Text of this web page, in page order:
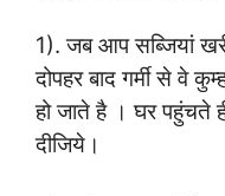
1). जब आप सब्जियां
दोपहर बाद गर्मी से वे
हो जाते है । घर पहुंचते
दीजिये।